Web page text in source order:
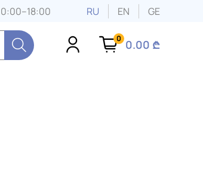
RU EN GE
0 0.00 ₾